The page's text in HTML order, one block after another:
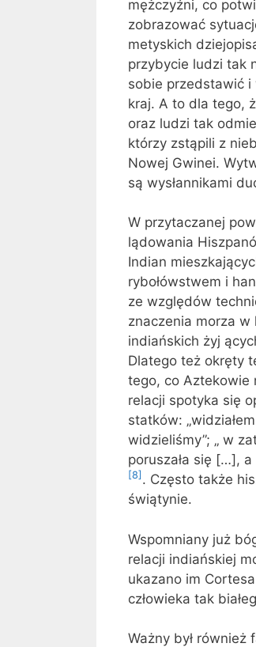
mężczyźni, co
zobrazować
metyskich
przybycie ludzi tak
sobie przedstawić i
kraj. A to dla tego,
oraz ludzi tak
którzy zstąpili z
Nowej Gwinei.
są wysłannikami
W przytaczanej
lądowania
Indian
rybołówstwem i
ze względów
znaczenia morza w
indiańskich żyj
Dlatego też okręty
tego, co Aztekowie
relacji spotyka się
statków:
widzieliśmy”; „ w
poruszała się […],
[8] . Często także
świątynie.
Wspomniany już
relacji indiańskiej
ukazano im
człowieka tak
Ważny był również